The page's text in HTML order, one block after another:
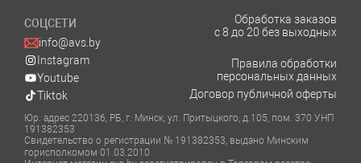
СОЦСЕТИ
info@avs.by
Instagram
Youtube
Tiktok
Обработка заказов
с 8 до 20 без выходных
Правила обработки
персональных данных
Договор публичной оферты
Юр. адрес 220136, РБ, г. Минск, ул. Притыцкого, д.105, пом. 370 УНП
191382353
Свидетельство о регистрации № 191382353, выдано Минским
горисполкомом 01.03.2010